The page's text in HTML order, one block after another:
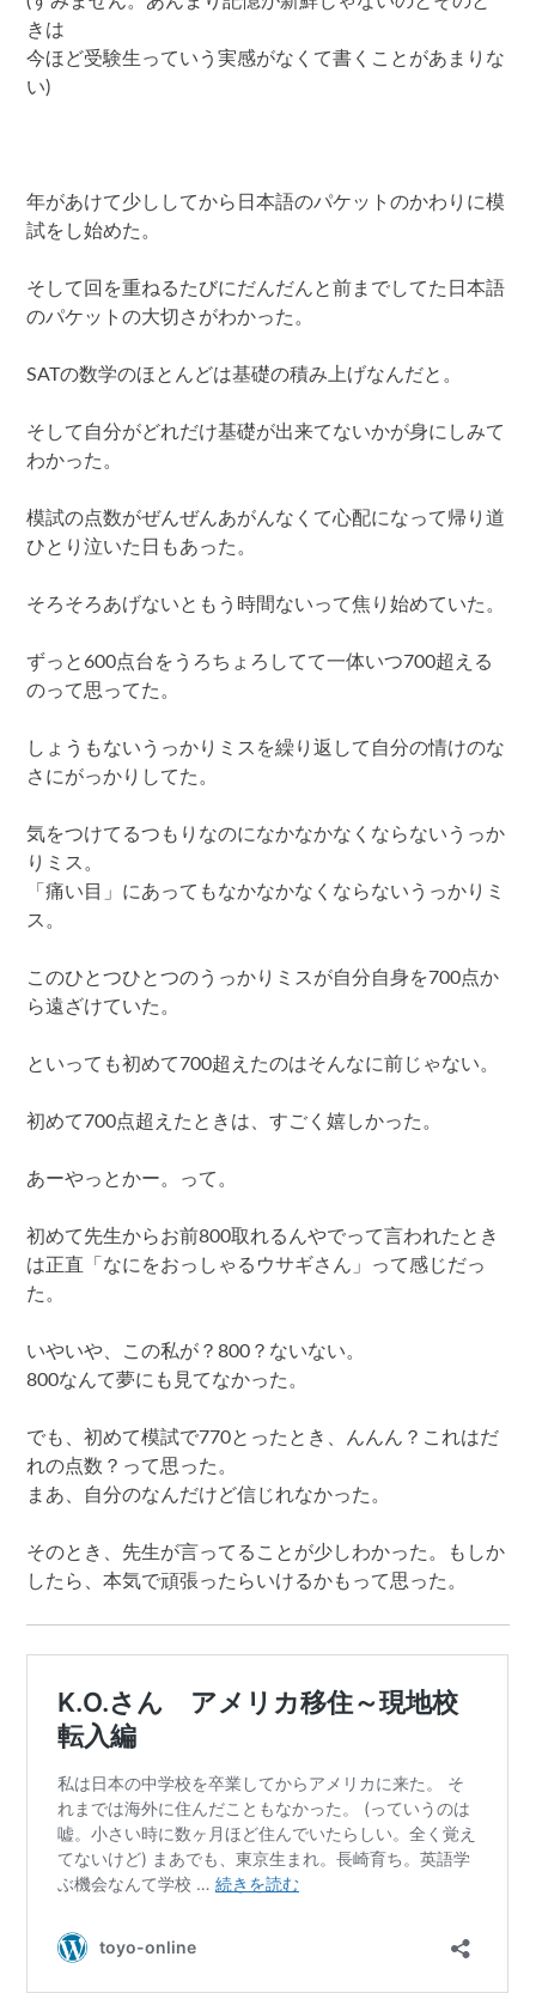
きは
今ほど受験生っていう実感がなくて書くことがあまりな
い)
年があけて少ししてから日本語のパケットのかわりに模
試をし始めた。
そして回を重ねるたびにだんだんと前までしてた日本語
のパケットの大切さがわかった。
SATの数学のほとんどは基礎の積み上げなんだと。
そして自分がどれだけ基礎が出来てないかが身にしみて
わかった。
模試の点数がぜんぜんあがんなくて心配になって帰り道
ひとり泣いた日もあった。
そろそろあげないともう時間ないって焦り始めていた。
ずっと600点台をうろちょろしてて一体いつ700超える
のって思ってた。
しょうもないうっかりミスを繰り返して自分の情けのな
さにがっかりしてた。
気をつけてるつもりなのになかなかなくならないうっか
りミス。
「痛い目」にあってもなかなかなくならないうっかりミ
ス。
このひとつひとつのうっかりミスが自分自身を700点か
ら遠ざけていた。
といっても初めて700超えたのはそんなに前じゃない。
初めて700点超えたときは、すごく嬉しかった。
あーやっとかー。って。
初めて先生からお前800取れるんやでって言われたとき
は正直「なにをおっしゃるウサギさん」って感じだっ
た。
いやいや、この私が？800？ないない。
800なんて夢にも見てなかった。
でも、初めて模試で770とったとき、んんん？これはだ
れの点数？って思った。
まあ、自分のなんだけど信じれなかった。
そのとき、先生が言ってることが少しわかった。もしか
したら、本気で頑張ったらいけるかもって思った。